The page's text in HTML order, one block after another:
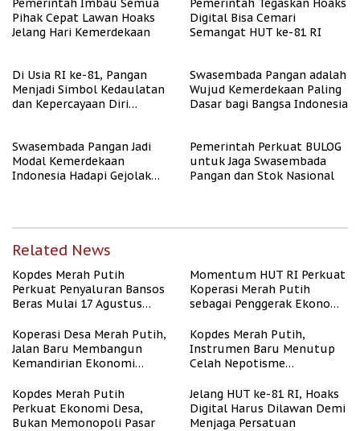
Pemerintah Imbau Semua
Pihak Cepat Lawan Hoaks
Jelang Hari Kemerdekaan
Pemerintah Tegaskan Hoaks
Digital Bisa Cemari
Semangat HUT ke-81 RI
Di Usia RI ke-81, Pangan
Menjadi Simbol Kedaulatan
dan Kepercayaan Diri
Swasembada Pangan adalah
Wujud Kemerdekaan Paling
Dasar bagi Bangsa Indonesia
Swasembada Pangan Jadi
Modal Kemerdekaan
Indonesia Hadapi Gejolak
Pemerintah Perkuat BULOG
untuk Jaga Swasembada
Pangan dan Stok Nasional
Related News
Kopdes Merah Putih
Perkuat Penyaluran Bansos
Beras Mulai 17 Agustus
Momentum HUT RI Perkuat
Koperasi Merah Putih
sebagai Penggerak Ekonomi
Koperasi Desa Merah Putih,
Jalan Baru Membangun
Kemandirian Ekonomi
Kopdes Merah Putih,
Instrumen Baru Menutup
Celah Nepotisme
Kopdes Merah Putih
Perkuat Ekonomi Desa,
Bukan Memonopoli Pasar
Jelang HUT ke-81 RI, Hoaks
Digital Harus Dilawan Demi
Menjaga Persatuan